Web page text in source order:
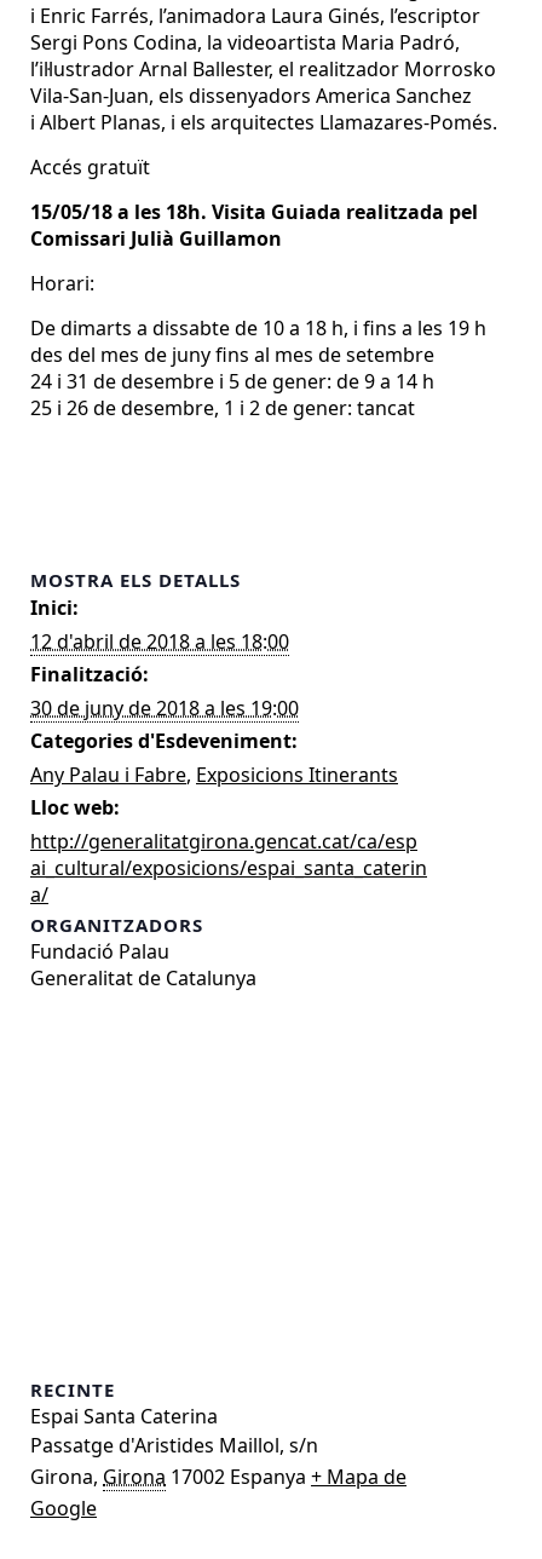
i Enric Farrés, l’animadora Laura Ginés, l’escriptor
Sergi Pons Codina, la videoartista Maria Padró,
l’il·lustrador Arnal Ballester, el realitzador Morrosko
Vila-San-Juan, els dissenyadors America Sanchez
i Albert Planas, i els arquitectes Llamazares-Pomés.
Accés gratuït
15/05/18 a les 18h. Visita Guiada realitzada pel
Comissari Julià Guillamon
Horari:
De dimarts a dissabte de 10 a 18 h, i fins a les 19 h
des del mes de juny fins al mes de setembre
24 i 31 de desembre i 5 de gener: de 9 a 14 h
25 i 26 de desembre, 1 i 2 de gener: tancat
MOSTRA ELS DETALLS
Inici:
12 d'abril de 2018 a les 18:00
Finalització:
30 de juny de 2018 a les 19:00
Categories d'Esdeveniment:
Any Palau i Fabre, Exposicions Itinerants
Lloc web:
http://generalitatgirona.gencat.cat/ca/esp
ai_cultural/exposicions/espai_santa_caterin
a/
ORGANITZADORS
Fundació Palau
Generalitat de Catalunya
RECINTE
Espai Santa Caterina
Passatge d'Aristides Maillol, s/n
Girona, Girona 17002 Espanya + Mapa de
Google